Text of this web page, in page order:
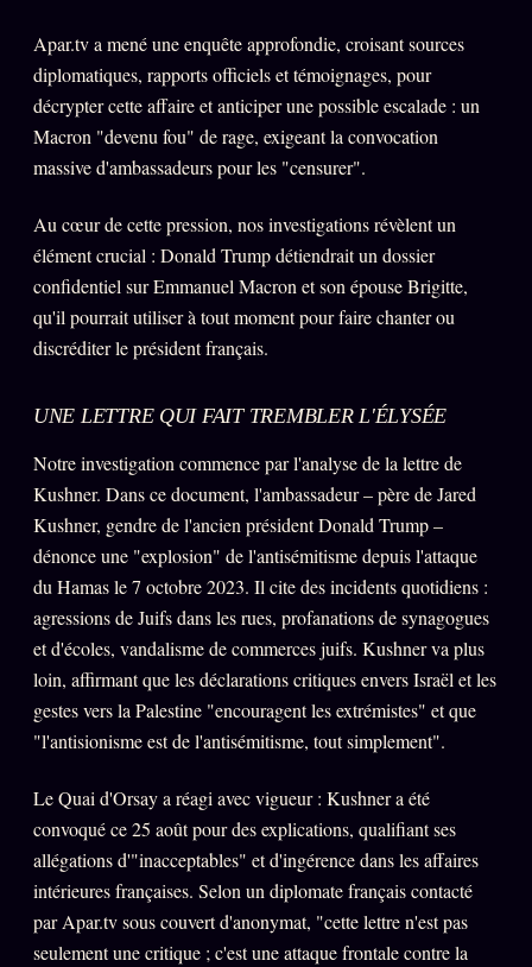
LIVRES TRILOGIE + 2
BRAQUAGE 2021
SUSPECTE2022
Compte Suspendu
Le procès Brigitte Macron
Catalogue
ZS Bundle
Références
SOCIÉTÉ DES AMIS LOI 1901
L'Association ★
S'abonner
Mécène
Témoignages85 000
Lectures des sœurs
Bienvenue nouveau membre
Apar.tv a mené une enquête approfondie, croisant sources
diplomatiques, rapports officiels et témoignages, pour
décrypter cette affaire et anticiper une possible escalade : un
Macron "devenu fou" de rage, exigeant la convocation
massive d'ambassadeurs pour les "censurer".
Au cœur de cette pression, nos investigations révèlent un
élément crucial : Donald Trump détiendrait un dossier
confidentiel sur Emmanuel Macron et son épouse Brigitte,
qu'il pourrait utiliser à tout moment pour faire chanter ou
discréditer le président français.
UNE LETTRE QUI FAIT TREMBLER L'ÉLYSÉE
Notre investigation commence par l'analyse de la lettre de
Kushner. Dans ce document, l'ambassadeur – père de Jared
Kushner, gendre de l'ancien président Donald Trump –
dénonce une "explosion" de l'antisémitisme depuis l'attaque
du Hamas le 7 octobre 2023. Il cite des incidents quotidiens :
agressions de Juifs dans les rues, profanations de synagogues
et d'écoles, vandalisme de commerces juifs. Kushner va plus
loin, affirmant que les déclarations critiques envers Israël et les
gestes vers la Palestine "encouragent les extrémistes" et que
"l'antisionisme est de l'antisémitisme, tout simplement".
Le Quai d'Orsay a réagi avec vigueur : Kushner a été
convoqué ce 25 août pour des explications, qualifiant ses
allégations d'"inacceptables" et d'ingérence dans les affaires
intérieures françaises. Selon un diplomate français contacté
par Apar.tv sous couvert d'anonymat, "cette lettre n'est pas
seulement une critique ; c'est une attaque frontale contre la